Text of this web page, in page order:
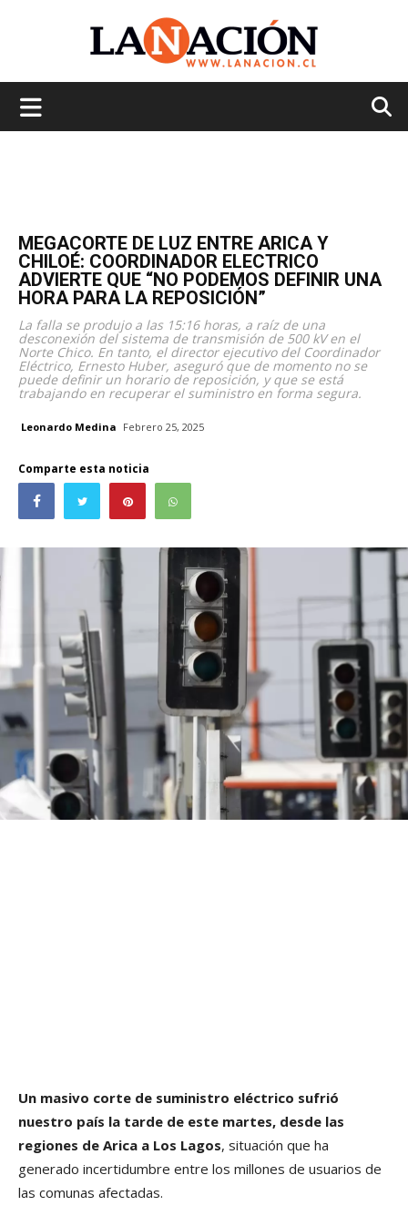
MEGACORTE DE LUZ ENTRE ARICA Y
CHILOÉ: COORDINADOR ELECTRICO
ADVIERTE QUE “NO PODEMOS DEFINIR UNA
HORA PARA LA REPOSICIÓN”
La falla se produjo a las 15:16 horas, a raíz de una
desconexión del sistema de transmisión de 500 kV en el
Norte Chico. En tanto, el director ejecutivo del Coordinador
Eléctrico, Ernesto Huber, aseguró que de momento no se
puede definir un horario de reposición, y que se está
trabajando en recuperar el suministro en forma segura.
Leonardo Medina Febrero 25, 2025
Comparte esta noticia
Un masivo corte de suministro eléctrico sufrió
nuestro país la tarde de este martes, desde las
regiones de Arica a Los Lagos, situación que ha
generado incertidumbre entre los millones de usuarios de
las comunas afectadas.